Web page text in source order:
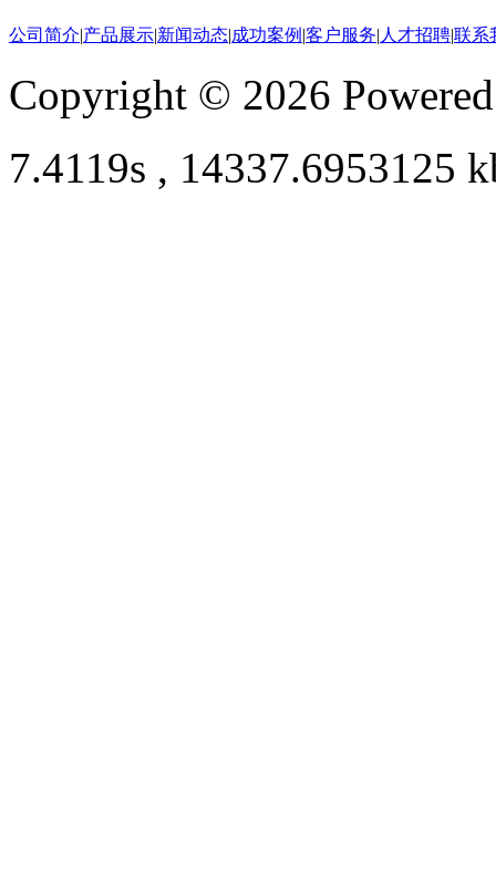
公司简介|产品展示|新闻动态|成功案例 |客户服务| 人才招聘|联系
Copyright © 2026
7.4119s , 14337.6953125